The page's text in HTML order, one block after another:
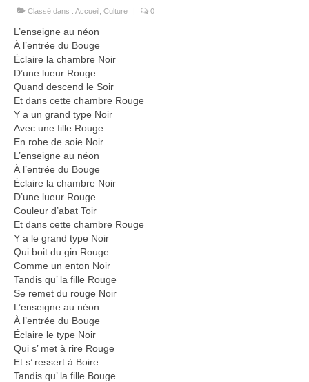
Classé dans : Accueil Culture | 0
L’enseigne au néon
À l’entrée du Bouge
Éclaire la chambre Noir
D’une lueur Rouge
Quand descend le Soir
Et dans cette chambre Rouge
Y a un grand type Noir
Avec une fille Rouge
En robe de soie Noir
L’enseigne au néon
À l’entrée du Bouge
Éclaire la chambre Noir
D’une lueur Rouge
Couleur d’abat Toir
Et dans cette chambre Rouge
Y a le grand type Noir
Qui boit du gin Rouge
Comme un enton Noir
Tandis qu’ la fille Rouge
Se remet du rouge Noir
L’enseigne au néon
À l’entrée du Bouge
Éclaire le type Noir
Qui s’ met à rire Rouge
Et s’ ressert à Boire
Tandis qu’ la fille Bouge